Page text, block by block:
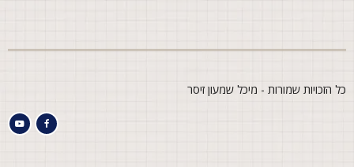
הזכויות שמורות - מיכל שמעון זיסר